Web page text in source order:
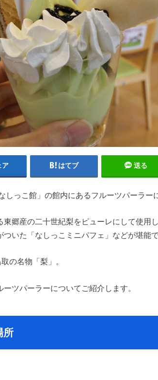
ア はてブ 送る
しっこ館」の館内にあるフルーツパーラー
東郷産の二十世紀梨をピューレにして使用
いた「なしっこミニパフェ」などが堪能
の名物「梨」。
ツパーラーについてご紹介します。
所